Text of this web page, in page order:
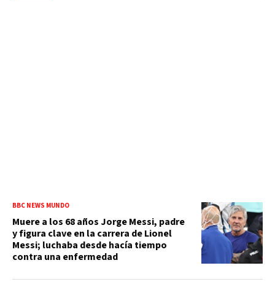
BBC NEWS MUNDO
Muere a los 68 años Jorge Messi, padre
y figura clave en la carrera de Lionel
Messi; luchaba desde hacía tiempo
contra una enfermedad